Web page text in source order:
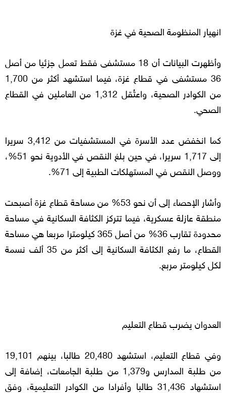
انهيار المنظومة الصحية في غزة
وأظهرت البيانات أن 18 مستشفى فقط تعمل جزئيا من أصل
36 مستشفى في قطاع غزة، فيما استشهد أكثر من 1,700
من الكوادر الصحية، واعتُقل 1,312 من العاملين في القطاع
الصحي.
كما انخفض عدد الأسرة في المستشفيات من 3,412 سريرا
إلى 1,717 سريرا، في حين بلغ النقص في الأدوية نحو 51%،
ووصل النقص في المستهلكات الطبية إلى 71%.
وأشار الإحصاء إلى أن نحو 53% من مساحة قطاع غزة أصبحت
منطقة عازلة عسكرية، فيما تتركز الكثافة السكانية في مساحة
محدودة تقارب 36% من أصل 365 كيلومترا مربعا هي مساحة
القطاع، ما رفع الكثافة السكانية إلى أكثر من 35 ألف نسمة
لكل كيلومتر مربع.
العدوان يضرب قطاع التعليم
وفي قطاع التعليم، استشهد 20,480 طالبا، بينهم 19,101
من طلبة المدارس و1,379 من طلبة الجامعات، إضافة إلى
استشهاد 31,436 طالبا وأفرادا من الكوادر التعليمية، وفق